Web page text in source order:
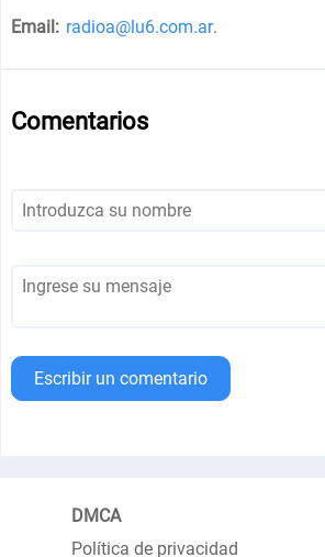
Email: radioa@lu6.com.ar.
Comentarios
Escribir un comentario
DMCA
Política de privacidad